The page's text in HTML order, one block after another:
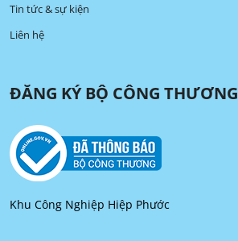
Tin tức & sự kiện
Liên hệ
ĐĂNG KÝ BỘ CÔNG THƯƠNG
Khu Công Nghiệp Hiệp Phước